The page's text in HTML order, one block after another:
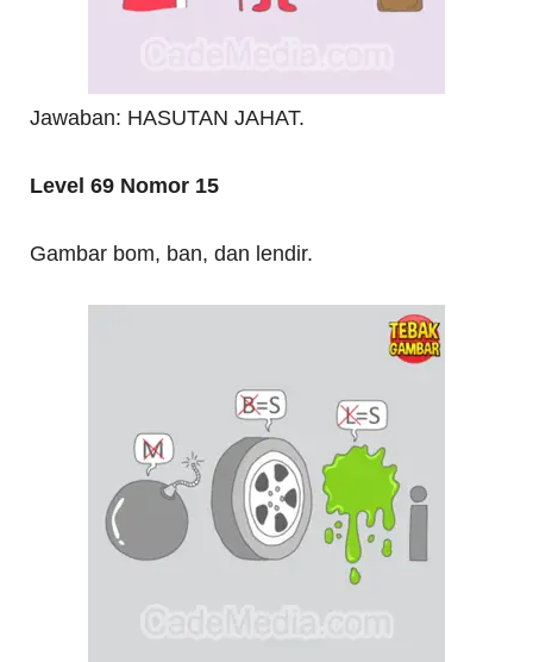
Jawaban: HASUTAN JAHAT.
Level 69 Nomor 15
Gambar bom, ban, dan lendir.